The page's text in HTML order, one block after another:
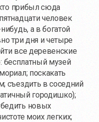
прибыл сюда
человек
а в богатой
три дня и четыре
все деревенские
: бесплатный музей
поскакать
съездить в соседний
городишко);
новых
моих легких;